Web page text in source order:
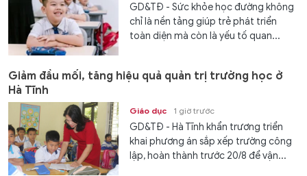
GD&TĐ - Sức khỏe học đường không
chỉ là nền tảng giúp trẻ phát triển
toàn diện mà còn là yếu tố quan...
Giảm đầu mối, tăng hiệu quả quản trị trường học ở
Hà Tĩnh
Giáo dục 1 giờ trước
GD&TĐ - Hà Tĩnh khẩn trương triển
khai phương án sắp xếp trường công
lập, hoàn thành trước 20/8 để vận...